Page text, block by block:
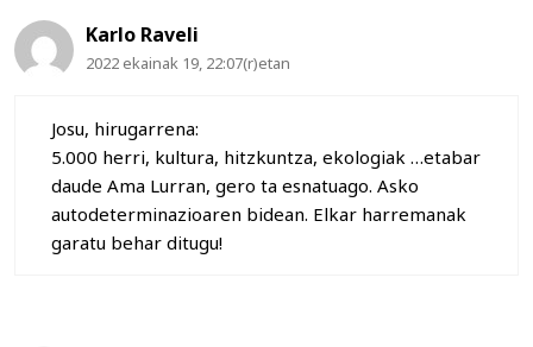
Karlo Raveli
2022 ekainak 19, 22:07(r)etan
Josu, hirugarrena:
5.000 herri, kultura, hitzkuntza, ekologiak …etabar
daude Ama Lurran, gero ta esnatuago. Asko
autodeterminazioaren bidean. Elkar harremanak
garatu behar ditugu!